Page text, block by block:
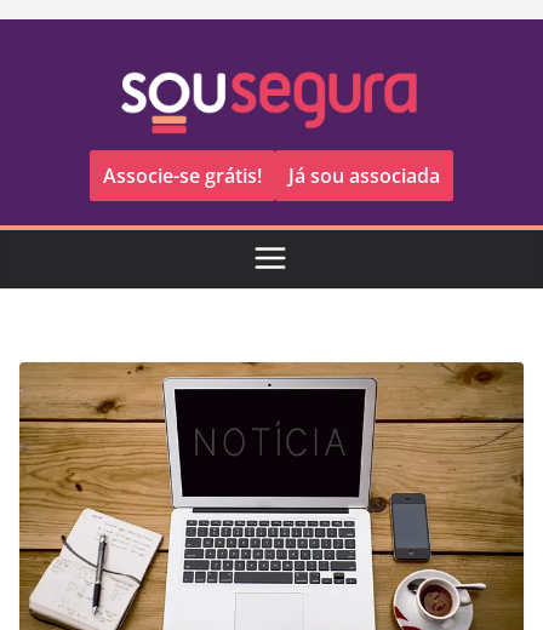
Pular
Associe-se grátis! Já sou associada